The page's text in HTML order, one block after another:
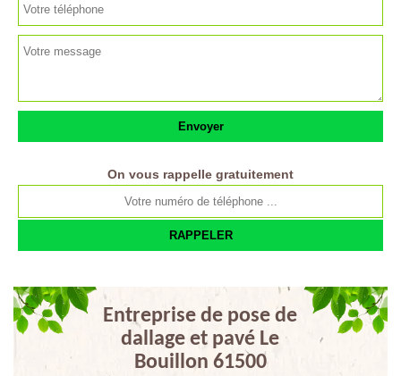
On vous rappelle gratuitement
Entreprise de pose de
dallage et pavé Le
Bouillon 61500